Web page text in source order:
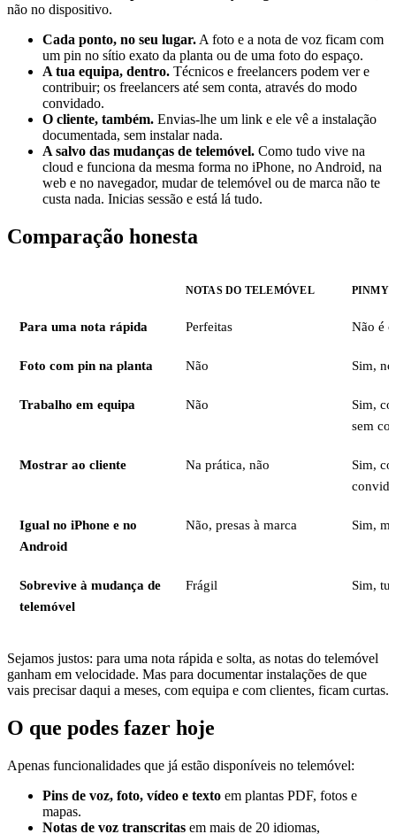
não no dispositivo.
Cada ponto, no seu lugar. A foto e a nota de voz ficam com
um pin no sítio exato da planta ou de uma foto do espaço.
A tua equipa, dentro. Técnicos e freelancers podem ver e
contribuir; os freelancers até sem conta, através do modo
convidado.
O cliente, também. Envias-lhe um link e ele vê a instalação
documentada, sem instalar nada.
A salvo das mudanças de telemóvel. Como tudo vive na
cloud e funciona da mesma forma no iPhone, no Android, na
web e no navegador, mudar de telemóvel ou de marca não te
custa nada. Inicias sessão e está lá tudo.
Comparação honesta
NOTAS DO TELEMÓVEL PINMY
Para uma nota rápida Perfeitas Não é
Foto com pin na planta Não Sim,
Trabalho em equipa Não
Sim,
sem
Mostrar ao cliente Na prática, não
Sim,
Igual no iPhone e no
Android
Não, presas à marca Sim,
Sobrevive à mudança de
telemóvel
Frágil Sim,
Sejamos justos: para uma nota rápida e solta, as notas do telemóvel
ganham em velocidade. Mas para documentar instalações de que
vais precisar daqui a meses, com equipa e com clientes, ficam curtas.
O que podes fazer hoje
Apenas funcionalidades que já estão disponíveis no telemóvel:
Pins de voz, foto, vídeo e texto em plantas PDF, fotos e
mapas.
Notas de voz transcritas em mais de 20 idiomas,